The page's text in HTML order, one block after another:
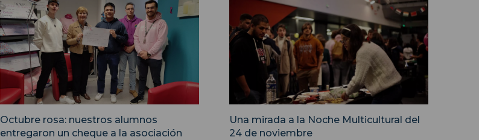
Octubre rosa: nuestros alumnos
entregaron un cheque a la asociación
Una mirada a la Noche Multicultural del
24 de noviembre